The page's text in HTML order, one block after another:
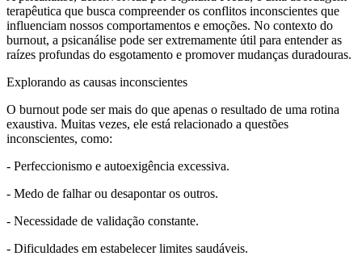
terapêutica que busca compreender os conflitos inconscientes que
influenciam nossos comportamentos e emoções. No contexto do
burnout, a psicanálise pode ser extremamente útil para entender as
raízes profundas do esgotamento e promover mudanças duradouras.
Explorando as causas inconscientes
O burnout pode ser mais do que apenas o resultado de uma rotina
exaustiva. Muitas vezes, ele está relacionado a questões
inconscientes, como:
- Perfeccionismo e autoexigência excessiva.
- Medo de falhar ou desapontar os outros.
- Necessidade de validação constante.
- Dificuldades em estabelecer limites saudáveis.